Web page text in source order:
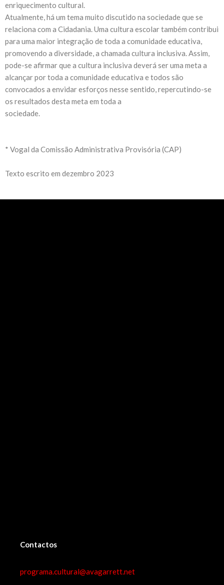
enriquecimento cultural.
Atualmente, há um tema muito discutido na sociedade que se
relaciona com a Cidadania. Uma cultura escolar também contribui
para uma maior integração de toda a comunidade educativa,
promovendo a diversidade, a chamada cultura inclusiva. Assim,
pode-se afirmar que a cultura inclusiva deverá ser uma meta a
alcançar por toda a comunidade educativa e todos são
convocados a envidar esforços nesse sentido, repercutindo-se
os resultados desta meta em toda a
sociedade.
* Vogal da Comissão Administrativa Provisória (CAP)
Texto escrito em dezembro 2023
Contactos
programa.cultural@avagarrett.net